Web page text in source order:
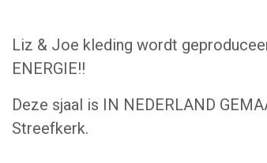
Liz & Joe kleding wordt
ENERGIE!!
Deze sjaal is IN NEDERLAND
Streefkerk.